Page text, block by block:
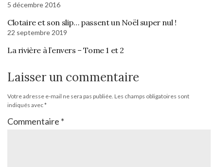
5 décembre 2016
Clotaire et son slip… passent un Noël super nul !
22 septembre 2019
La rivière à l’envers – Tome 1 et 2
Laisser un commentaire
Votre adresse e-mail ne sera pas publiée. Les champs obligatoires sont
indiqués avec*
Commentaire *